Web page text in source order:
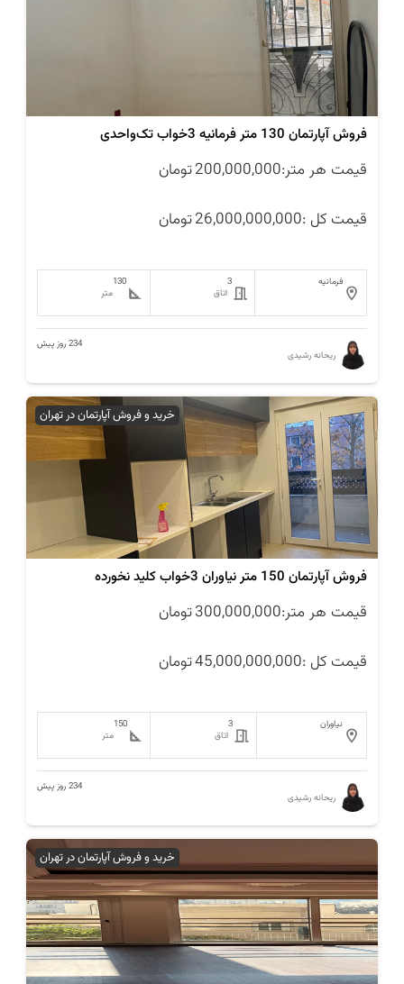
فروش آپارتمان 130 متر فرمانیه 3خواب تک‌واحدی
قیمت هر متر:200,000,000تومان
قیمت کل :26,000,000,000تومان
فرمانیه
3
اتاق
130
متر
ریحانه رشیدی
234 روز پیش
خرید و فروش آپارتمان در تهران
فروش آپارتمان 150 متر نیاوران 3خواب کلید نخورده
قیمت هر متر:300,000,000تومان
قیمت کل :45,000,000,000تومان
نیاوران
3
اتاق
150
متر
ریحانه رشیدی
234 روز پیش
خرید و فروش آپارتمان در تهران